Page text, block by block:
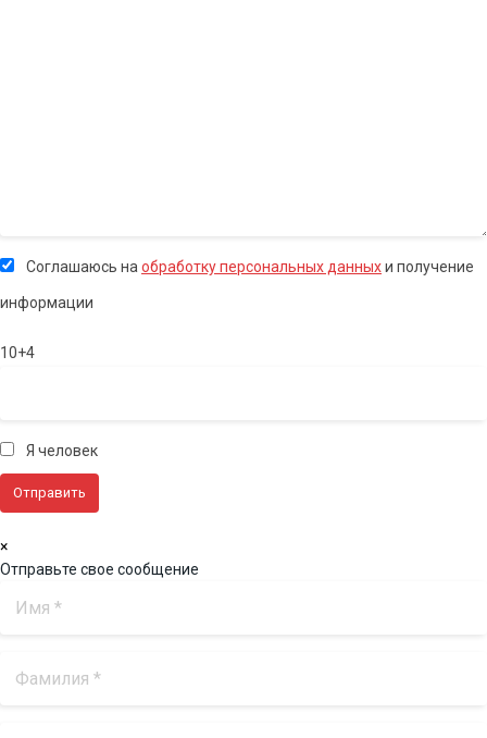
Соглашаюсь на обработку персональных данныхи получение
информации
10+4
Я человек
×
Отправьте свое сообщение